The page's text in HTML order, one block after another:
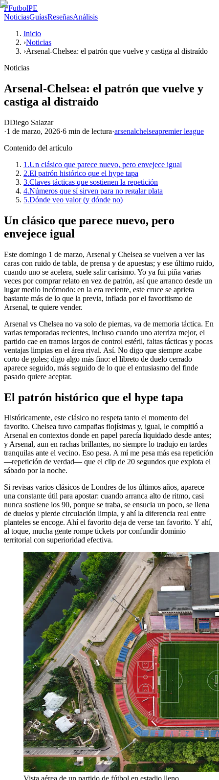
FFutbolPE
NoticiasGuíasReseñasAnálisis
Inicio
›Noticias
›Arsenal-Chelsea: el patrón que vuelve y castiga al distraído
Noticias
Arsenal-Chelsea: el patrón que vuelve y
castiga al distraído
DDiego Salazar
·1 de marzo, 2026·6 min de lectura·arsenalchelseapremier league
Contenido del artículo
1.Un clásico que parece nuevo, pero envejece igual
2.El patrón histórico que el hype tapa
3.Claves tácticas que sostienen la repetición
4.Números que sí sirven para no regalar plata
5.Dónde veo valor (y dónde no)
Un clásico que parece nuevo, pero
envejece igual
Este domingo 1 de marzo, Arsenal y Chelsea se vuelven a ver las
caras con ruido de tabla, de prensa y de apuestas; y ese último ruido,
cuando uno se acelera, suele salir carísimo. Yo ya fui piña varias
veces por comprar relato en vez de patrón, así que arranco desde un
lugar medio incómodo: en la era reciente, este cruce se aprieta
bastante más de lo que la previa, inflada por el favoritismo de
Arsenal, te quiere vender.
Arsenal vs Chelsea no va solo de piernas, va de memoria táctica. En
varias temporadas recientes, incluso cuando uno aterriza mejor, el
partido cae en tramos largos de control estéril, faltas tácticas y pocas
ventajas limpias en el área rival. Así. No digo que siempre acabe
corto de goles; digo algo más fino: el libreto de duelo cerrado
aparece seguido, más seguido de lo que el entusiasmo del finde
pasado quiere aceptar.
El patrón histórico que el hype tapa
Históricamente, este clásico no respeta tanto el momento del
favorito. Chelsea tuvo campañas flojísimas y, igual, le compitió a
Arsenal en contextos donde en papel parecía liquidado desde antes;
y Arsenal, aun en rachas brillantes, no siempre lo tradujo en tardes
tranquilas ante el vecino. Eso pesa. A mí me pesa más esa repetición
—repetición de verdad— que el clip de 20 segundos que explota el
sábado por la noche.
Si revisas varios clásicos de Londres de los últimos años, aparece
una constante útil para apostar: cuando arranca alto de ritmo, casi
nunca sostiene los 90, porque se traba, se ensucia un poco, se llena
de duelos y pierde circulación limpia, y ahí la diferencia real entre
planteles se encoge. Ahí el favorito deja de verse tan favorito. Y ahí,
al toque, mucha gente rompe tickets por confundir dominio
territorial con superioridad efectiva.